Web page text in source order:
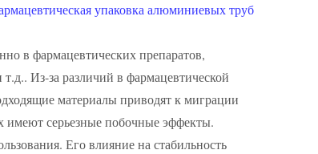
упаковка алюминиевых труб
в фармацевтических препаратов,
Из-за различий в фармацевтической
материалы приводят к миграции
имеют серьезные побочные эффекты.
Его влияние на стабильность